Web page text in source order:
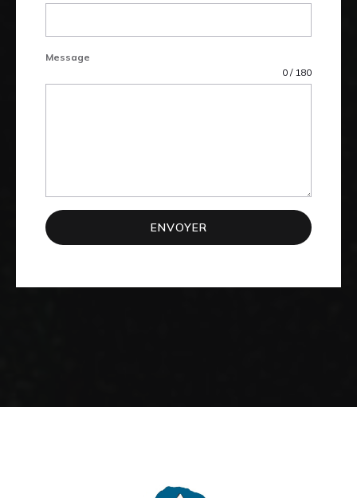
Message
0 / 180
ENVOYER